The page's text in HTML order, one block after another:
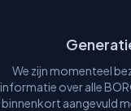
We zijn momenteel
informatie over alle
binnenkort aangevuld